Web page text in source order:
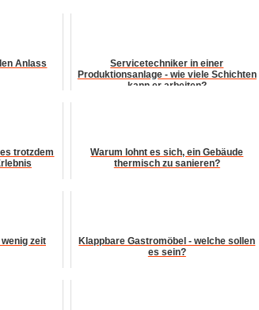
Anlass
Servicetechniker in einer
Produktionsanlage - wie viele Schichten
kann er arbeiten?
trotzdem
Warum lohnt es sich, ein Gebäude
thermisch zu sanieren?
zeit
Klappbare Gastromöbel - welche sollen
es sein?